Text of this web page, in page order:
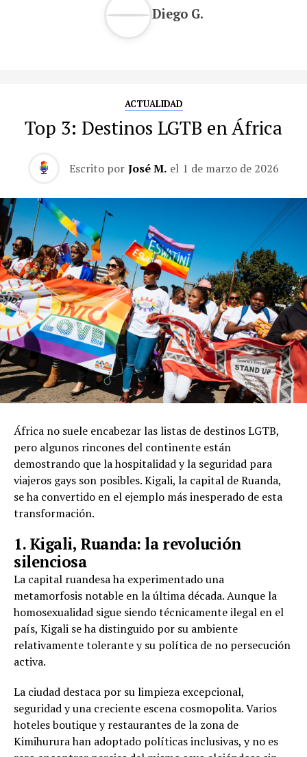
Diego G.
ACTUALIDAD
Top 3: Destinos LGTB en África
Escrito por José M. el 1 de marzo de 2026
África no suele encabezar las listas de destinos LGTB,
pero algunos rincones del continente están
demostrando que la hospitalidad y la seguridad para
viajeros gays son posibles. Kigali, la capital de Ruanda,
se ha convertido en el ejemplo más inesperado de esta
transformación.
1. Kigali, Ruanda: la revolución
silenciosa
La capital ruandesa ha experimentado una
metamorfosis notable en la última década. Aunque la
homosexualidad sigue siendo técnicamente ilegal en el
país, Kigali se ha distinguido por su ambiente
relativamente tolerante y su política de no persecución
activa.
La ciudad destaca por su limpieza excepcional,
seguridad y una creciente escena cosmopolita. Varios
hoteles boutique y restaurantes de la zona de
Kimihurura han adoptado políticas inclusivas, y no es